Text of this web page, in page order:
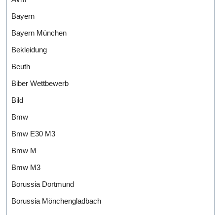
Bayern
Bayern München
Bekleidung
Beuth
Biber Wettbewerb
Bild
Bmw
Bmw E30 M3
Bmw M
Bmw M3
Borussia Dortmund
Borussia Mönchengladbach